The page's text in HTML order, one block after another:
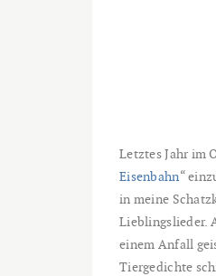
Letztes Jahr im
Eisenbahn“
in meine
Lieblingslieder.
einem Anfall
Tiergedichte